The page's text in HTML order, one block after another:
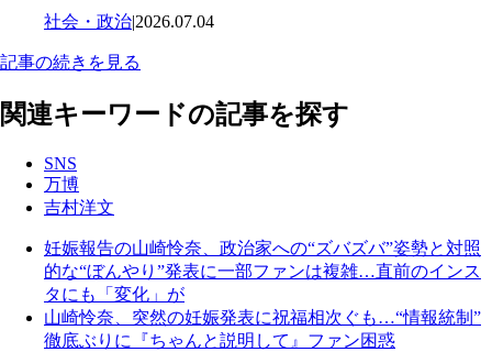
社会・政治|2026.07.04
記事の続きを見る
関連キーワードの記事を探す
SNS
万博
吉村洋文
妊娠報告の山崎怜奈、政治家への“ズバズバ”姿勢と対照
的な“ぼんやり”発表に一部ファンは複雑…直前のインス
タにも「変化」が
山崎怜奈、突然の妊娠発表に祝福相次ぐも…“情報統制”
徹底ぶりに『ちゃんと説明して』ファン困惑